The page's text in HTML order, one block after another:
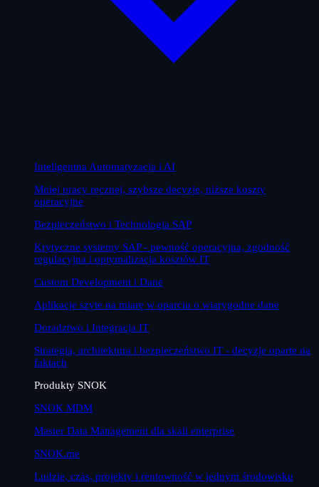
Inteligentna Automatyzacja i AI
Mniej pracy ręcznej, szybsze decyzje, niższe koszty
operacyjne
Bezpieczeństwo i Technologia SAP
Krytyczne systemy SAP - pewność operacyjna, zgodność
regulacyjna i optymalizacja kosztów IT
Custom Development i Dane
Aplikacje szyte na miarę w oparciu o wiarygodne dane
Doradztwo i Integracja IT
Strategia, architektura i bezpieczeństwo IT - decyzje oparte na
faktach
Produkty SNOK
SNOK MDM
Master Data Management dla skali enterprise
SNOK.me
Ludzie, czas, projekty i rentowność w jednym środowisku